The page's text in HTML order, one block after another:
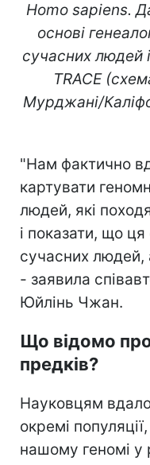
Homo sapiens.
основі
сучасних людей
TRACE
Мурджані/
"Нам фактично
картувати
людей, які
і показати, що ця
сучасних людей,
- заявила
Юйлінь Чжан.
Що відомо про
предків?
Науковцям
окремі
нашому геномі у